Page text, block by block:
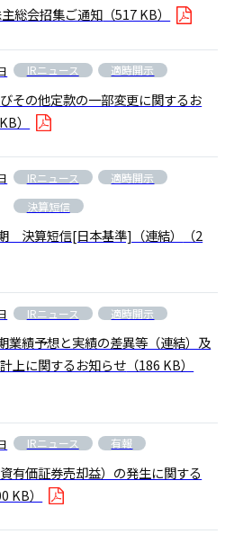
総会招集ご通知 （517 KB）
IRニュース 適時開示
その他定款の一部変更に関するお
）
IRニュース
適時開示
決算短信
決算短信[日本基準]（連結）
（2
IRニュース 適時開示
業績予想と実績の差異等（連結）及
上に関するお知らせ （186 KB）
IRニュース 有報
有価証券売却益）の発生に関する
KB）